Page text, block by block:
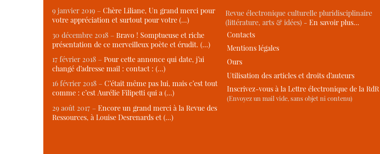
9 janvier 2019 – Chère Liliane, Un grand merci pour
votre appréciation et surtout pour votre (…)
30 décembre 2018 – Bravo ! Somptueuse et riche
présentation de ce merveilleux poète et érudit. (…)
17 février 2018 – Pour cette annonce qui date, j’ai
changé d’adresse mail : contact : (…)
16 février 2018 – C’était même pas lui, mais c’est tout
comme : c’est Aurélie Filipetti qui a (…)
29 août 2017 – Encore un grand merci à la Revue des
Ressources, à Louise Desrenards et (…)
Revue électronique culturelle pluridisciplinaire
(littérature, arts & idées) -En savoir plus…
Contacts
Mentions légales
Ours
Utilisation des articles et droits d’auteurs
Inscrivez-vous à la Lettre électronique de la RdR
(Envoyez un mail vide, sans objet ni contenu)